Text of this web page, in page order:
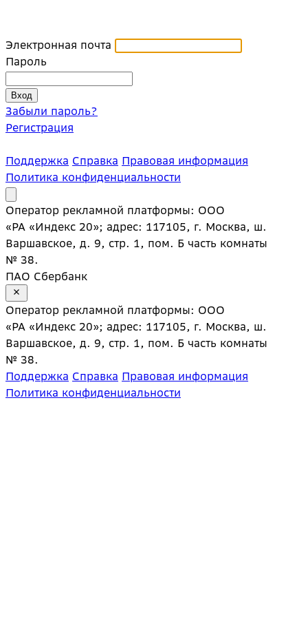
Электронная почта
Пароль
Забыли пароль?
Регистрация
Поддержка Справка Правовая информация
Политика конфиденциальности
Оператор рекламной платформы: ООО
«РА «Индекс 20»; адрес: 117105, г. Москва, ш.
Варшавское, д. 9, стр. 1, пом. Б часть комнаты
№ 38.
ПАО Сбербанк
Оператор рекламной платформы: ООО
«РА «Индекс 20»; адрес: 117105, г. Москва, ш.
Варшавское, д. 9, стр. 1, пом. Б часть комнаты
№ 38.
Поддержка Справка Правовая информация
Политика конфиденциальности